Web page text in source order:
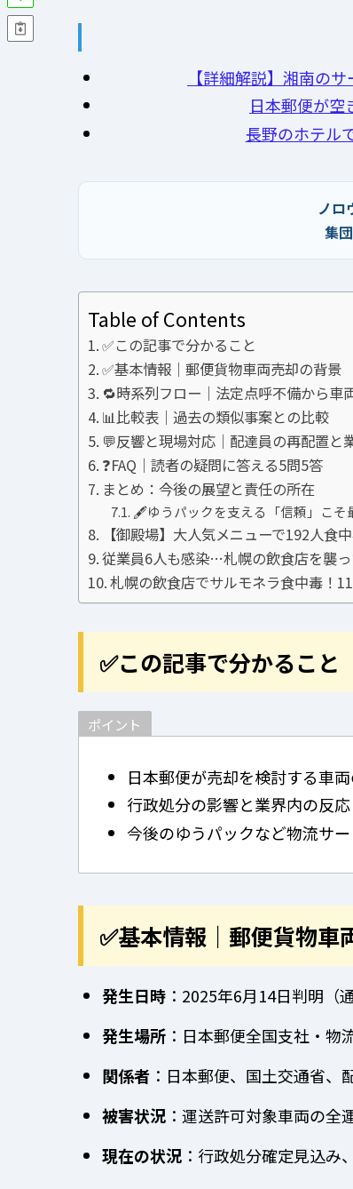
【詳細解説】湘南の
日本郵便が空
長野のホテル
ノロ
集
Table of Contents
✅この記事で分かること
✅基本情報｜郵便貨物車両売却の背景
🔁時系列フロー｜法定点呼不備から車
📊比較表｜過去の類似事案との比較
💬反響と現場対応｜配達員の再配置と
❓FAQ｜読者の疑問に答える5問5答
まとめ：今後の展望と責任の所在
🖋ゆうパックを支える「信頼」こそ
【御殿場】大人気メニューで192人
従業員6人も感染…札幌の飲食店を襲
札幌の飲食店でサルモネラ食中毒！
✅この記事で分かること
ポイント
日本郵便が売却を検討する車
行政処分の影響と業界内の反応
今後のゆうパックなど物流サ
✅基本情報｜郵便貨物車
発生日時 ：2025年6月14日判明（
発生場所 ：日本郵便全国支社・物
関係者 ：日本郵便、国土交通省、
被害状況 ：運送許可対象車両の全
現在の状況 ：行政処分確定見込み